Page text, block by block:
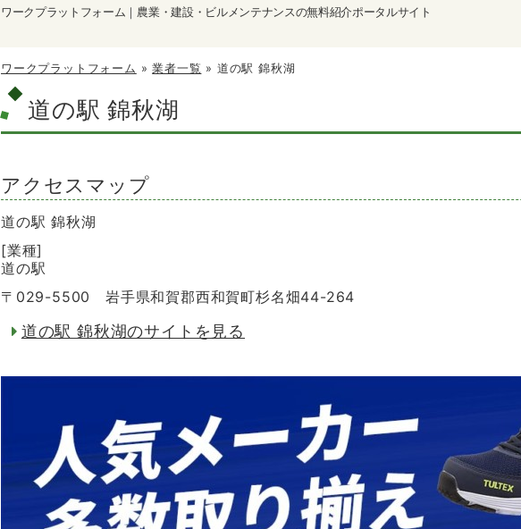
ワークプラットフォーム｜農業・建設・ビルメンテナンスの無料紹介ポータルサイト
ワークプラットフォーム »業者一覧 » 道の駅 錦秋湖
道の駅 錦秋湖
アクセスマップ
道の駅 錦秋湖
[業種]
道の駅
〒029-5500 岩手県和賀郡西和賀町杉名畑44-264
道の駅 錦秋湖のサイトを見る